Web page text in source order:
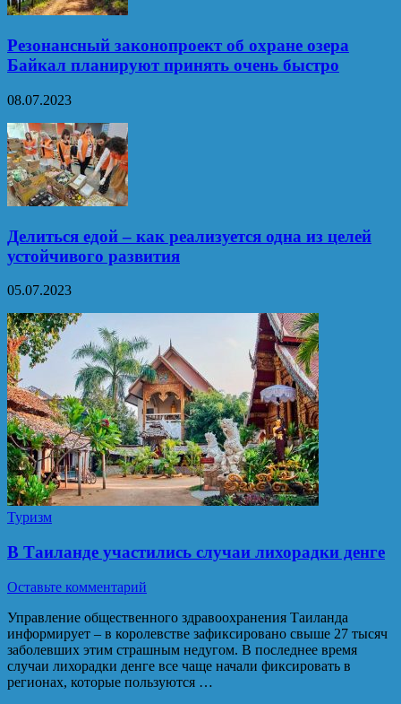
Резонансный законопроект об охране озера
Байкал планируют принять очень быстро
08.07.2023
Делиться едой – как реализуется одна из целей
устойчивого развития
05.07.2023
Туризм
В Таиланде участились случаи лихорадки денге
Оставьте комментарий
Управление общественного здравоохранения Таиланда
информирует – в королевстве зафиксировано свыше 27 тысяч
заболевших этим страшным недугом. В последнее время
случаи лихорадки денге все чаще начали фиксировать в
регионах, которые пользуются …